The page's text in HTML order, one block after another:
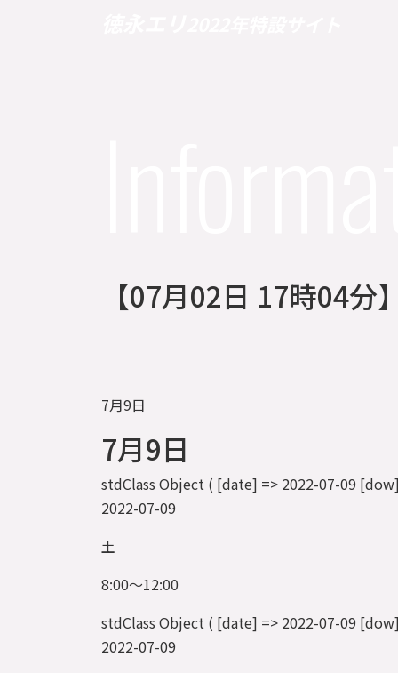
【07月02日 17時04
7月9日
7月9日
stdClass Object ( [date] => 2022-07-09
2022-07-09
土
8:00～12:00
stdClass Object ( [date] => 2022-07-09
2022-07-09